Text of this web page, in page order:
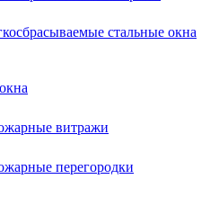
стальные окна
витражи
перегородки